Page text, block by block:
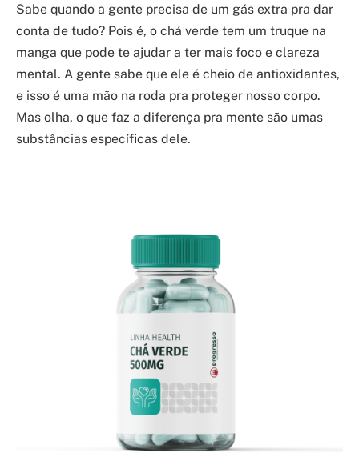
Sabe quando a gente precisa de um gás extra pra dar
conta de tudo? Pois é, o chá verde tem um truque na
manga que pode te ajudar a ter mais foco e clareza
mental. A gente sabe que ele é cheio de antioxidantes,
e isso é uma mão na roda pra proteger nosso corpo.
Mas olha, o que faz a diferença pra mente são umas
substâncias específicas dele.